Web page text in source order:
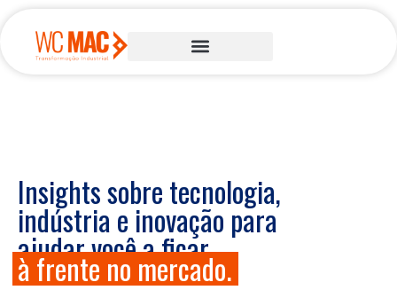
Insights sobre tecnologia,
indústria e inovação para
ajudar você a ficar
à frente no mercado.